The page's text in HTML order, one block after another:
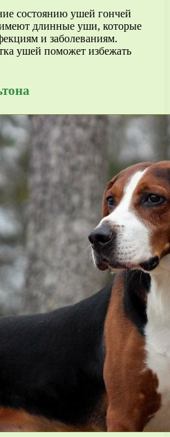
состоянию ушей гончей
длинные уши, которые
и заболеваниям.
ушей поможет избежать